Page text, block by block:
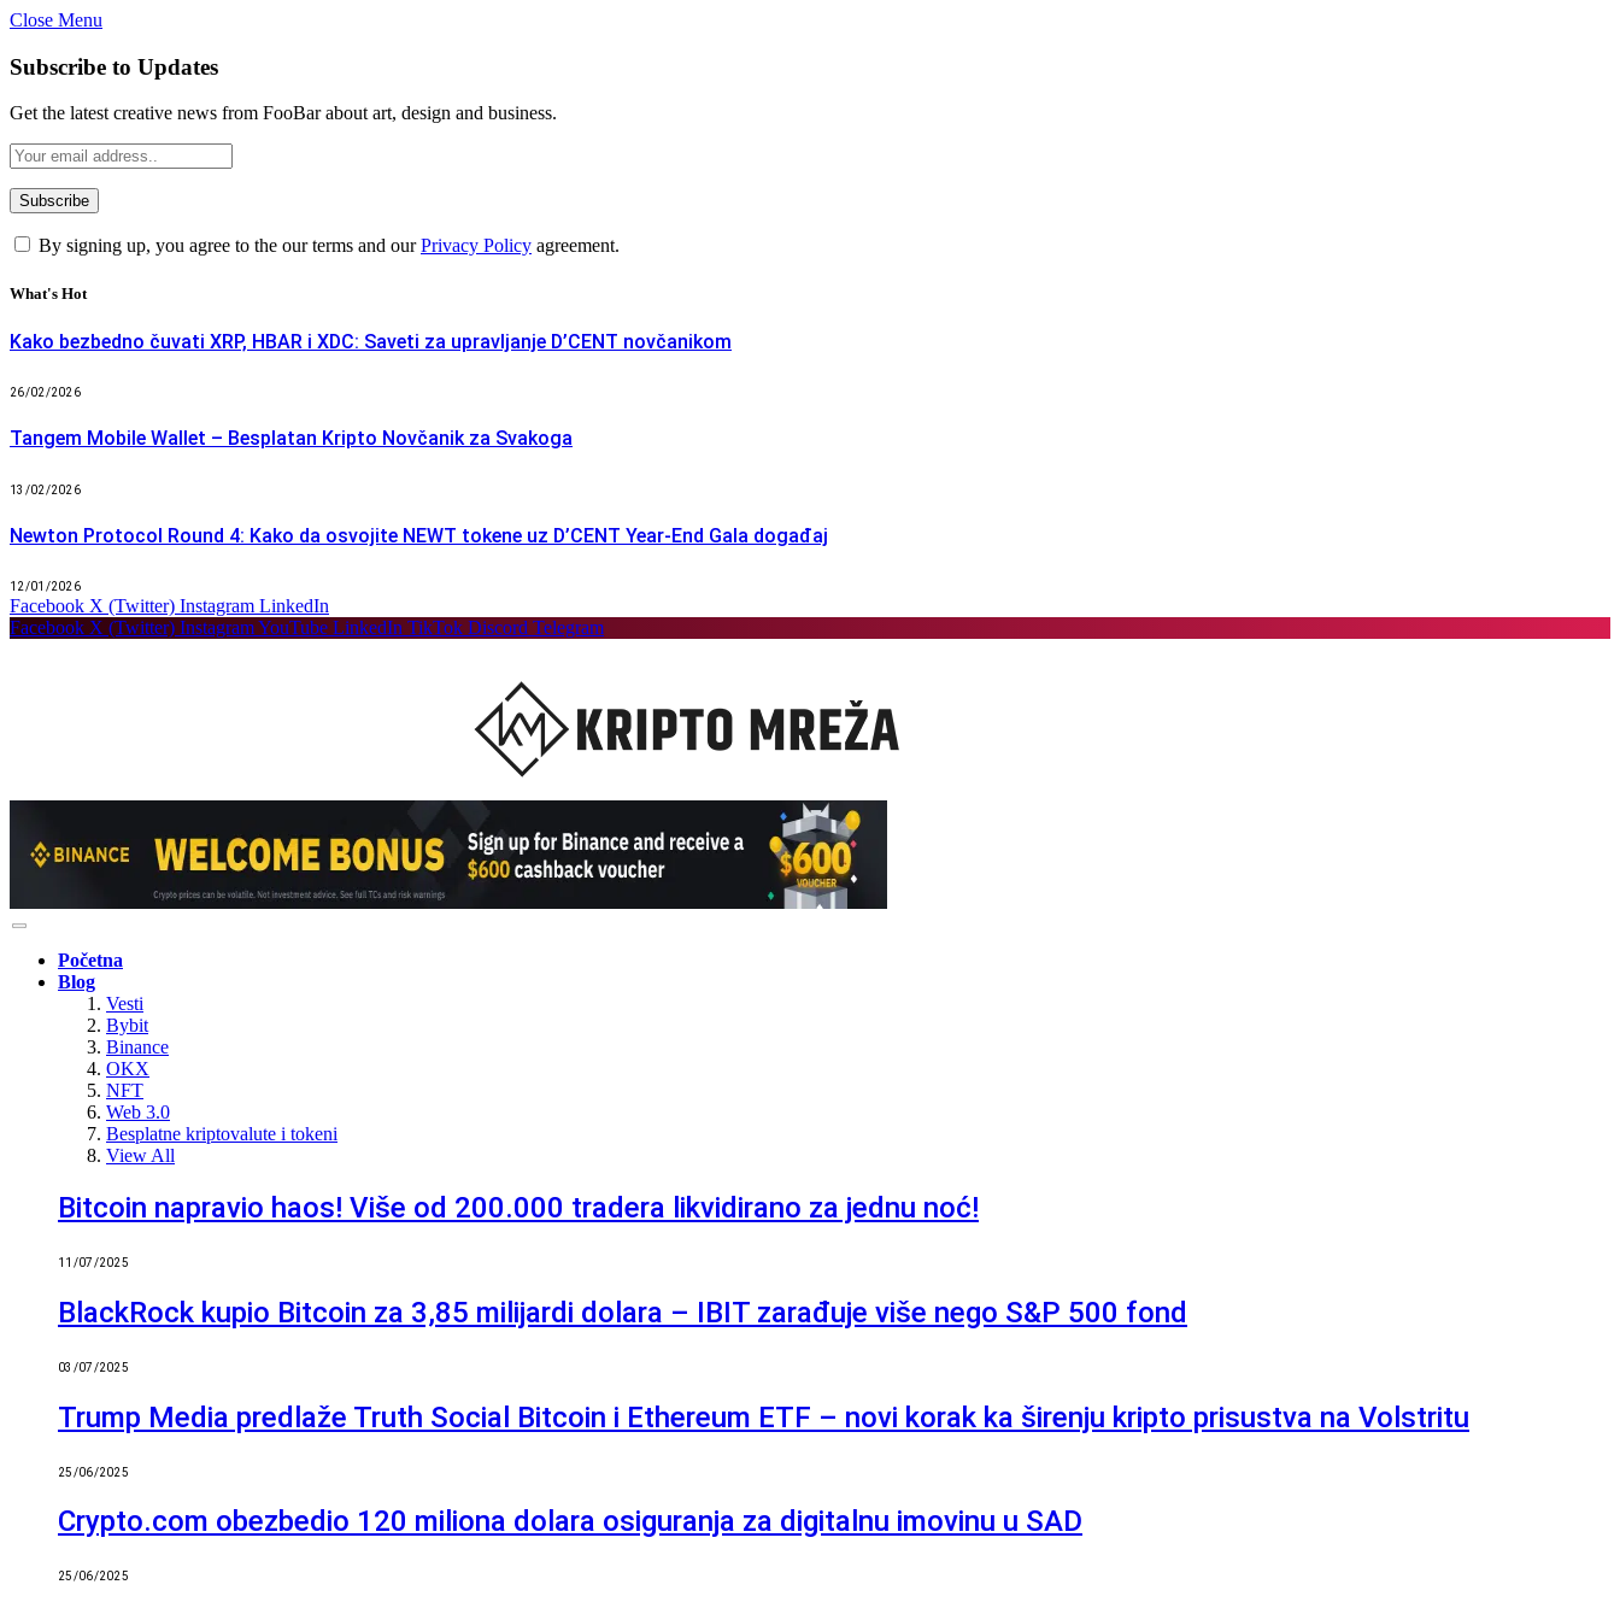
Close Menu
Subscribe to Updates
Get the latest creative news from FooBar about art, design and business.
By signing up, you agree to the our terms and ourPrivacy Policy agreement.
What's Hot
Kako bezbedno čuvati XRP, HBAR i XDC: Saveti za upravljanje D’CENT novčanikom
26/02/2026
Tangem Mobile Wallet – Besplatan Kripto Novčanik za Svakoga
13/02/2026
Newton Protocol Round 4: Kako da osvojite NEWT tokene uz D’CENT Year-End Gala događaj
12/01/2026
Facebook X (Twitter) Instagram LinkedIn
Facebook X (Twitter) InstagramYouTube LinkedIn TikTok Discord Telegram
Početna
Blog
Vesti
Bybit
Binance
OKX
NFT
Web 3.0
Besplatne kriptovalute i tokeni
View All
Bitcoin napravio haos! Više od 200.000 tradera likvidirano za jednu noć!
11/07/2025
BlackRock kupio Bitcoin za 3,85 milijardi dolara – IBIT zarađuje više nego S&P 500 fond
03/07/2025
Trump Media predlaže Truth Social Bitcoin i Ethereum ETF – novi korak ka širenju kripto prisustva na Volstritu
25/06/2025
Crypto.com obezbedio 120 miliona dolara osiguranja za digitalnu imovinu u SAD
25/06/2025